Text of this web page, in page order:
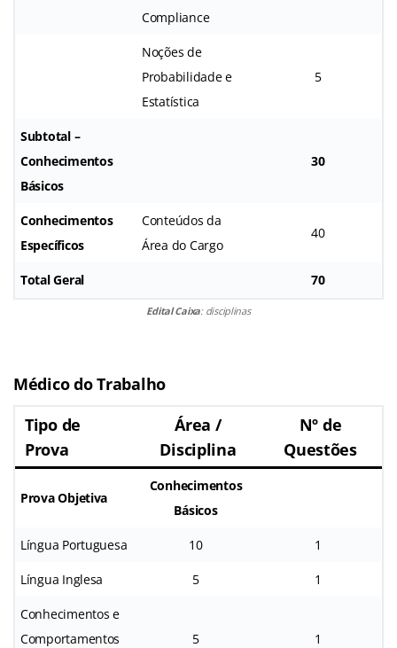
Compliance
Noções de
Probabilidade e
Estatística
5
Subtotal –
Conhecimentos
Básicos
30
Conhecimentos
Específicos
Conteúdos da
Área do Cargo
40
Total Geral 70
Edital Caixa: disciplinas
Médico do Trabalho
Tipo de
Prova
Área /
Disciplina
Nº de
Questões
Prova Objetiva
Conhecimentos
Básicos
Língua Portuguesa 10 1
Língua Inglesa 5 1
Conhecimentos e
Comportamentos
5 1